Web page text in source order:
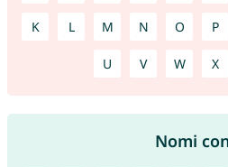
K L M N O P
U V W X
Nomi